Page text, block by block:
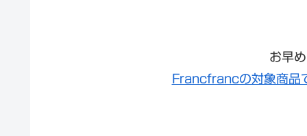
お早
Francfrancの対象商品